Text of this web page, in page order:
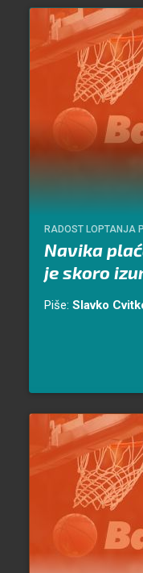
RADOST LOPTANJA
Navika
je skoro
Piše: Slavko